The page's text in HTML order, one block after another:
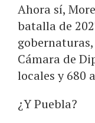
Ahora sí,
batalla de
Cámara de
locales y 680
¿Y Puebla?